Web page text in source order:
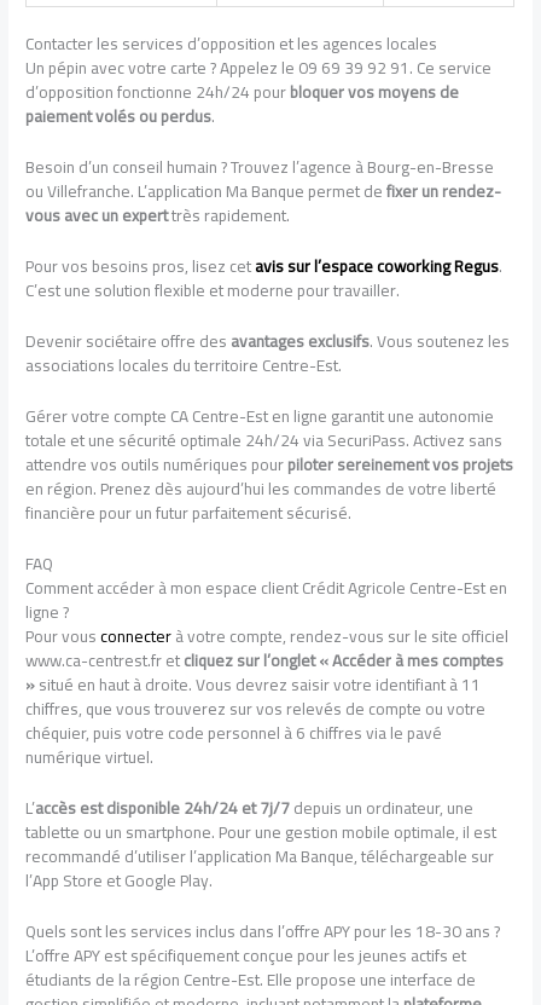
Contacter les services d’opposition et les agences locales
Un pépin avec votre carte ? Appelez le 09 69 39 92 91. Ce service
d’opposition fonctionne 24h/24 pourbloquer vos moyens de
paiement volés ou perdus.
Besoin d’un conseil humain ? Trouvez l’agence à Bourg-en-Bresse
ou Villefranche. L’application Ma Banque permet defixer un rendez-
vous avec un experttrès rapidement.
Pour vos besoins pros, lisez cetavis sur l’espace coworking Regus.
C’est une solution flexible et moderne pour travailler.
Devenir sociétaire offre desavantages exclusifs. Vous soutenez les
associations locales du territoire Centre-Est.
Gérer votre compte CA Centre-Est en ligne garantit une autonomie
totale et une sécurité optimale 24h/24 via SecuriPass. Activez sans
attendre vos outils numériques pourpiloter sereinement vos projets
en région. Prenez dès aujourd’hui les commandes de votre liberté
financière pour un futur parfaitement sécurisé.
FAQ
Comment accéder à mon espace client Crédit Agricole Centre-Est en
ligne ?
Pour vousconnecterà votre compte, rendez-vous sur le site officiel
www.ca-centrest.fr etcliquez sur l’onglet « Accéder à mes comptes
»situé en haut à droite. Vous devrez saisir votre identifiant à 11
chiffres, que vous trouverez sur vos relevés de compte ou votre
chéquier, puis votre code personnel à 6 chiffres via le pavé
numérique virtuel.
L’accès est disponible 24h/24 et 7j/7depuis un ordinateur, une
tablette ou un smartphone. Pour une gestion mobile optimale, il est
recommandé d’utiliser l’application Ma Banque, téléchargeable sur
l’App Store et Google Play.
Quels sont les services inclus dans l’offre APY pour les 18-30 ans ?
L’offre APY est spécifiquement conçue pour les jeunes actifs et
étudiants de la région Centre-Est. Elle propose une interface de